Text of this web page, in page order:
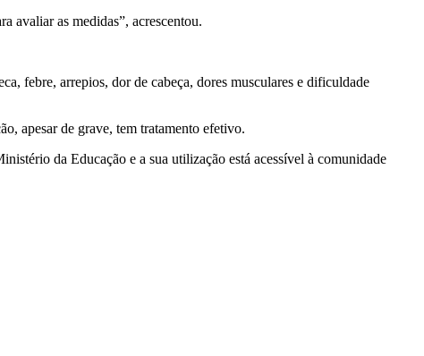
avaliar as medidas”, acrescentou.
febre, arrepios, dor de cabeça, dores musculares e dificuldade
apesar de grave, tem tratamento efetivo.
da Educação e a sua utilização está acessível à comunidade